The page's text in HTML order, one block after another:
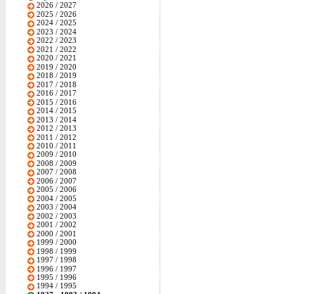
2026 / 2027
2025 / 2026
2024 / 2025
2023 / 2024
2022 / 2023
2021 / 2022
2020 / 2021
2019 / 2020
2018 / 2019
2017 / 2018
2016 / 2017
2015 / 2016
2014 / 2015
2013 / 2014
2012 / 2013
2011 / 2012
2010 / 2011
2009 / 2010
2008 / 2009
2007 / 2008
2006 / 2007
2005 / 2006
2004 / 2005
2003 / 2004
2002 / 2003
2001 / 2002
2000 / 2001
1999 / 2000
1998 / 1999
1997 / 1998
1996 / 1997
1995 / 1996
1994 / 1995